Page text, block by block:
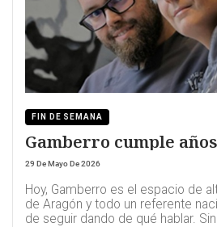
FIN DE SEMANA
Gamberro cumple
29 De Mayo De 2026
Hoy, Gamberro es el espacio de
de Aragón y todo un referente
de seguir dando de qué hablar.